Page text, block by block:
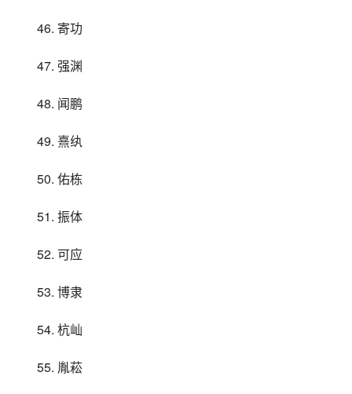
46. 寄功
47. 强渊
48. 闻鹏
49. 熹纨
50. 佑栋
51. 振体
52. 可应
53. 博隶
54. 杭屾
55. 胤菘